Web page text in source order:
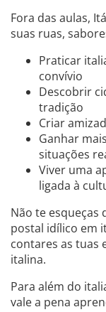
Fora das aulas,
suas ruas,
Praticar
convívio
Descobrir
tradição
Criar
Ganhar
situações
Viver uma
ligada à
Não te esqueças
postal idílico em
contares as tuas
italina.
Para além do
vale a pena